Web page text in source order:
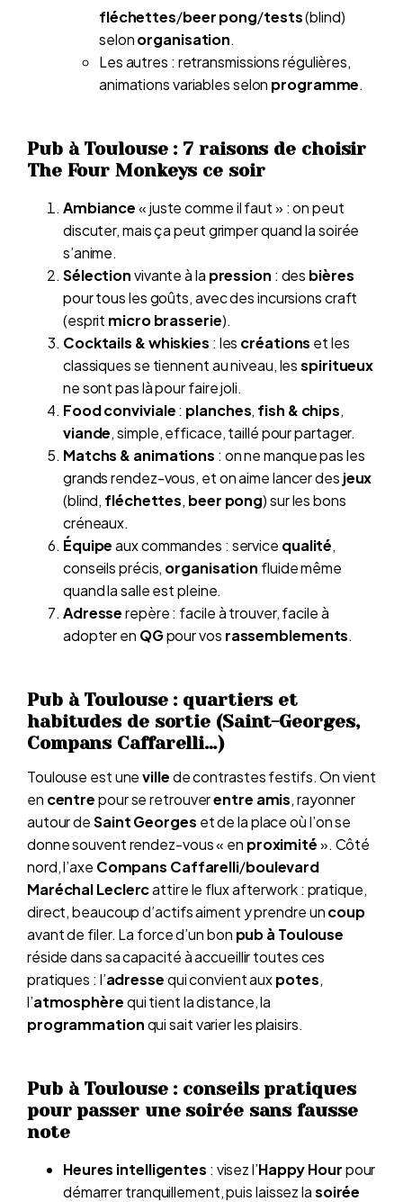
fléchettes/beer pong/tests(blind)
selonorganisation.
Les autres : retransmissions régulières,
animations variables selon programme.
Pub à Toulouse : 7 raisons de choisir
The Four Monkeys ce soir
Ambiance« juste comme il faut » : on peut
discuter, mais ça peut grimper quand la soirée
s’anime.
Sélectionvivante à la pression : des bières
pour tous les goûts, avec des incursions craft
(esprit micro brasserie).
Cocktails & whiskies : les créations et les
classiques se tiennent au niveau, lesspiritueux
ne sont pas là pour faire joli.
Food conviviale: planches, fish & chips,
viande, simple, efficace, taillé pour partager.
Matchs & animations : on ne manque pas les
grands rendez-vous, et on aime lancer des jeux
(blind, fléchettes, beer pong) sur les bons
créneaux.
Équipeaux commandes : service qualité,
conseils précis, organisation fluide même
quand la salle est pleine.
Adresserepère : facile à trouver, facile à
adopter en QGpour vos rassemblements.
Pub à Toulouse : quartiers et
habitudes de sortie (Saint-Georges,
Compans Caffarelli…)
Toulouse est unevillede contrastes festifs. On vient
en centrepour se retrouverentre amis, rayonner
autour deSaint Georges et de la place où l’on se
donne souvent rendez-vous « en proximité». Côté
nord, l’axe Compans Caffarelli/boulevard
Maréchal Leclercattire le flux afterwork : pratique,
direct, beaucoup d’actifs aiment y prendre uncoup
avant de filer. La force d’un bon pub à Toulouse
réside dans sa capacité à accueillir toutes ces
pratiques : l’adressequi convient auxpotes,
l’atmosphèrequi tient la distance, la
programmationqui sait varier les plaisirs.
Pub à Toulouse : conseils pratiques
pour passer une soirée sans fausse
note
Heures intelligentes : visez l’Happy Hourpour
démarrer tranquillement, puis laissez lasoirée